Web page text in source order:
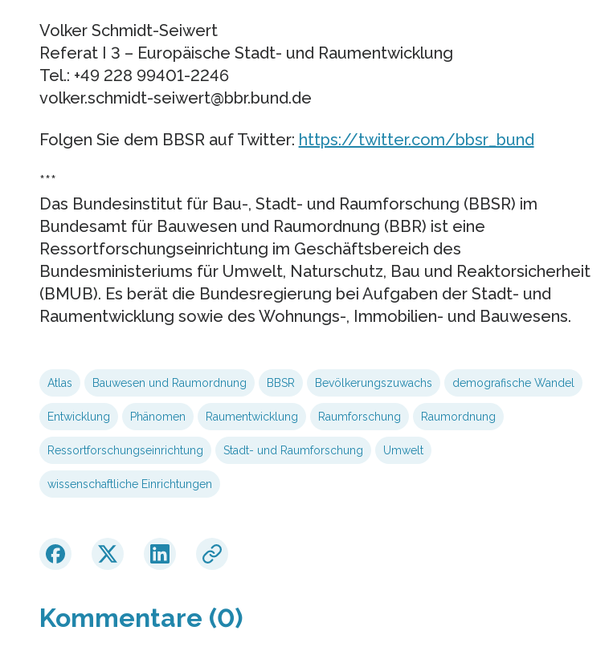
Volker Schmidt-Seiwert
Referat I 3 – Europäische Stadt- und Raumentwicklung
Tel.: +49 228 99401-2246
volker.schmidt-seiwert@bbr.bund.de
Folgen Sie dem BBSR auf Twitter: https://twitter.com/bbsr_bund
***
Das Bundesinstitut für Bau-, Stadt- und Raumforschung (BBSR) im
Bundesamt für Bauwesen und Raumordnung (BBR) ist eine
Ressortforschungseinrichtung im Geschäftsbereich des
Bundesministeriums für Umwelt, Naturschutz, Bau und Reaktorsicherheit
(BMUB). Es berät die Bundesregierung bei Aufgaben der Stadt- und
Raumentwicklung sowie des Wohnungs-, Immobilien- und Bauwesens.
Atlas Bauwesen und Raumordnung BBSR Bevölkerungszuwachs demografische Wandel
Entwicklung Phänomen Raumentwicklung Raumforschung Raumordnung
Ressortforschungseinrichtung Stadt- und Raumforschung Umwelt
wissenschaftliche Einrichtungen
Kommentare (0)